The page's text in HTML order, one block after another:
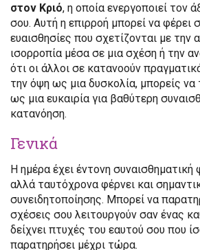
στον Κριό, η οποία ενεργοποιεί τον
σου. Αυτή η επιρροή μπορεί να φέρει
ευαισθησίες που σχετίζονται με την
ισορροπία μέσα σε μια σχέση ή την
ότι οι άλλοι σε κατανοούν
την όψη ως μια δυσκολία, μπορείς να
ως μια ευκαιρία για βαθύτερη
κατανόηση.
Γενικά
Η ημέρα έχει έντονη συναισθηματική
αλλά ταυτόχρονα φέρνει και
συνειδητοποίησης. Μπορεί να
σχέσεις σου λειτουργούν σαν ένας
δείχνει πτυχές του εαυτού σου που
παρατηρήσει μέχρι τώρα.